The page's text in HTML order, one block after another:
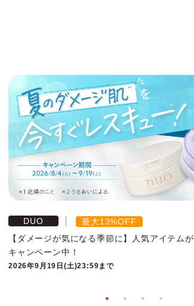
DUO
最大13%OFF
【ダメージが気になる季節に】人気アイテム
キャンペーン中！
2026年9月19日(土)23:59まで